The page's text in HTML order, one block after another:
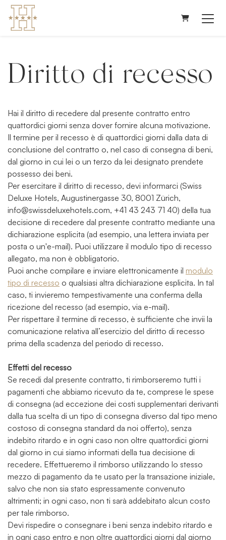
Carrello
Diritto di recesso
Hai il diritto di recedere dal presente contratto entro
quattordici giorni senza dover fornire alcuna motivazione.
Il termine per il recesso è di quattordici giorni dalla data di
conclusione del contratto o, nel caso di consegna di beni,
dal giorno in cui lei o un terzo da lei designato prendete
possesso dei beni.
Per esercitare il diritto di recesso, devi informarci (Swiss
Deluxe Hotels, Augustinergasse 30, 8001 Zürich,
info@swissdeluxehotels.com, +41 43 243 71 40) della tua
decisione di recedere dal presente contratto mediante una
dichiarazione esplicita (ad esempio, una lettera inviata per
posta o un'e-mail). Puoi utilizzare il modulo tipo di recesso
allegato, ma non è obbligatorio.
Puoi anche compilare e inviare elettronicamente il modulo
tipo di recesso o qualsiasi altra dichiarazione esplicita. In tal
caso, ti invieremo tempestivamente una conferma della
ricezione del recesso (ad esempio, via e-mail).
Per rispettare il termine di recesso, è sufficiente che invii la
comunicazione relativa all’esercizio del diritto di recesso
prima della scadenza del periodo di recesso.
Effetti del recesso
Se recedi dal presente contratto, ti rimborseremo tutti i
pagamenti che abbiamo ricevuto da te, comprese le spese
di consegna (ad eccezione dei costi supplementari derivanti
dalla tua scelta di un tipo di consegna diverso dal tipo meno
costoso di consegna standard da noi offerto), senza
indebito ritardo e in ogni caso non oltre quattordici giorni
dal giorno in cui siamo informati della tua decisione di
recedere. Effettueremo il rimborso utilizzando lo stesso
mezzo di pagamento da te usato per la transazione iniziale,
salvo che non sia stato espressamente convenuto
altrimenti; in ogni caso, non ti sarà addebitato alcun costo
per tale rimborso.
Devi rispedire o consegnare i beni senza indebito ritardo e
in ogni caso entro e non oltre quattordici giorni dal giorno